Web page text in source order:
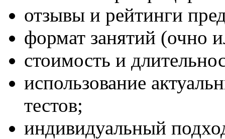
отзывы и рейтинги
формат занятий (очно
стоимость и
использование
тестов;
индивидуальный